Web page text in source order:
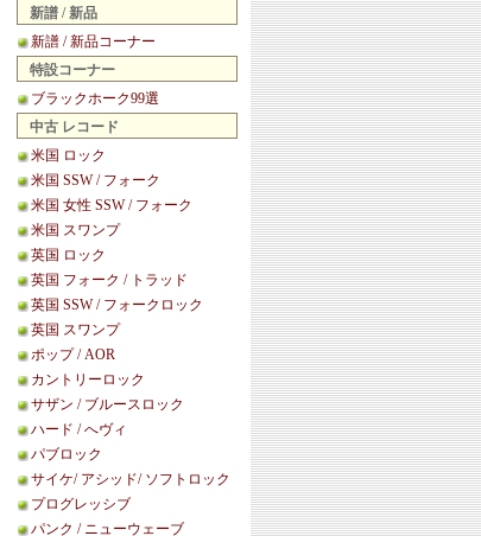
新譜 / 新品
新譜 / 新品コーナー
特設コーナー
ブラックホーク99選
中古 レコード
米国 ロック
米国 SSW / フォーク
米国 女性 SSW / フォーク
米国 スワンプ
英国 ロック
英国 フォーク / トラッド
英国 SSW / フォークロック
英国 スワンプ
ポップ / AOR
カントリーロック
サザン / ブルースロック
ハード / へヴィ
パブロック
サイケ/ アシッド/ ソフトロック
プログレッシブ
パンク / ニューウェーブ